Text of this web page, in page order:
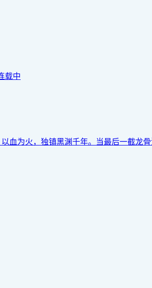
载中
血为火，独镇黑渊千年。当最后一截龙